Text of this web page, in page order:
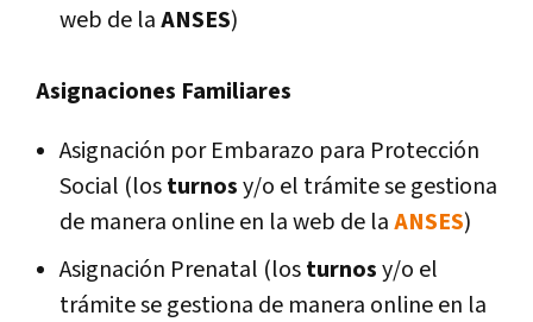
web de laANSES)
Asignaciones Familiares
Asignación por Embarazo para Protección
Social (losturnosy/o el trámite se gestiona
de manera online en la web de laANSES)
Asignación Prenatal (losturnosy/o el
trámite se gestiona de manera online en la